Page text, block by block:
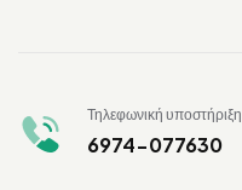
Τηλεφωνική υποστήριξη
6974-077630